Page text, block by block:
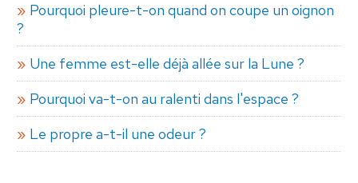
Pourquoi pleure-t-on quand on coupe un oignon
?
Une femme est-elle déjà allée sur la Lune ?
Pourquoi va-t-on au ralenti dans l'espace ?
Le propre a-t-il une odeur ?